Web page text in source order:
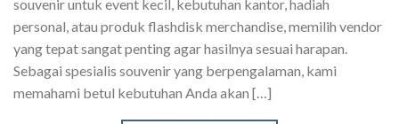
souvenir untuk event kecil, kebutuhan kantor, hadiah
personal, atau produk flashdisk merchandise, memilih vendor
yang tepat sangat penting agar hasilnya sesuai harapan.
Sebagai spesialis souvenir yang berpengalaman, kami
memahami betul kebutuhan Anda akan […]